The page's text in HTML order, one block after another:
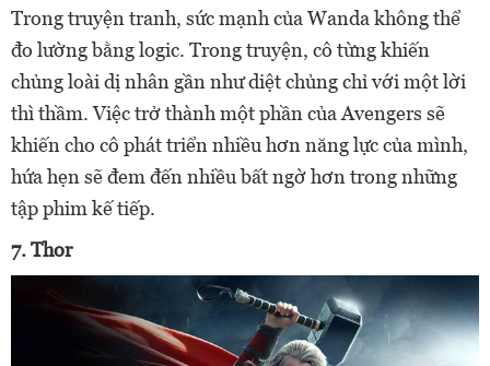
Trong truyện tranh, sức mạnh của Wanda không thể
đo lường bằng logic. Trong truyện, cô từng khiến
chủng loài dị nhân gần như diệt chủng chỉ với một lời
thì thầm. Việc trở thành một phần của Avengers sẽ
khiến cho cô phát triển nhiều hơn năng lực của mình,
hứa hẹn sẽ đem đến nhiều bất ngờ hơn trong những
tập phim kế tiếp.
7. Thor